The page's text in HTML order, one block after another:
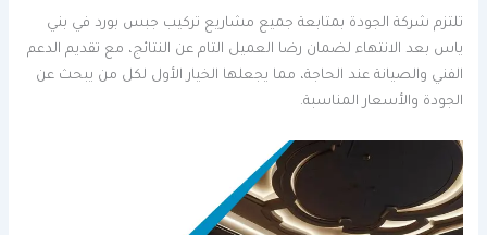
تلتزم شركة الجودة بمتابعة جميع مشاريع تركيب جبس بورد في بني
ياس بعد الانتهاء لضمان رضا العميل التام عن النتائج، مع تقديم الدعم
الفني والصيانة عند الحاجة، مما يجعلها الخيار الأول لكل من يبحث عن
الجودة والأسعار المناسبة.